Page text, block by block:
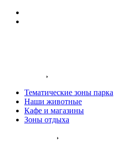
Тематические зоны парка
Наши животные
Кафе и магазины
Зоны отдыха